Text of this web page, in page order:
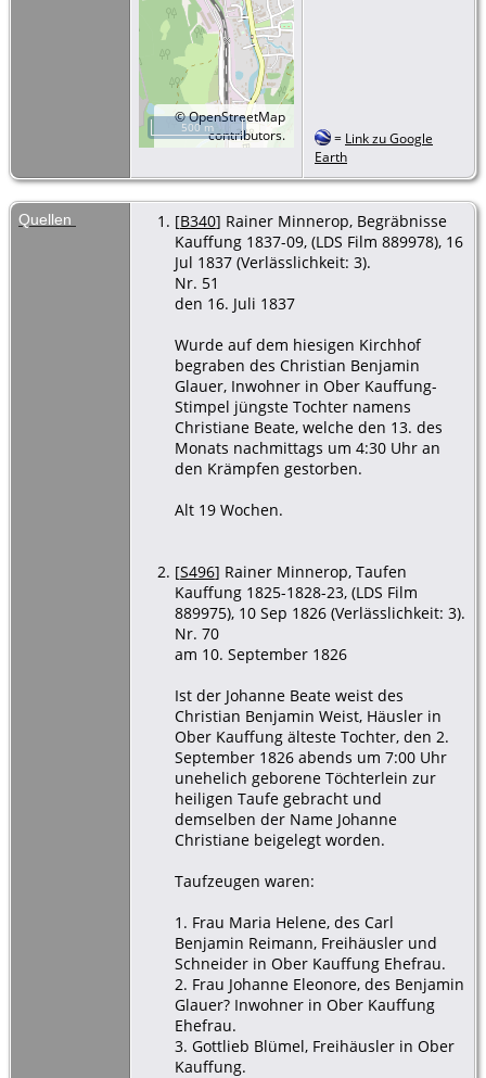
©OpenStreetMap
contributors.
500 m
= Link zu Google
Earth
Quellen [B340] Rainer Minnerop, Begräbnisse
Kauffung 1837-09, (LDS Film 889978), 16
Jul 1837 (Verlässlichkeit: 3).
Nr. 51
den 16. Juli 1837
Wurde auf dem hiesigen Kirchhof
begraben des Christian Benjamin
Glauer, Inwohner in Ober Kauffung-
Stimpel jüngste Tochter namens
Christiane Beate, welche den 13. des
Monats nachmittags um 4:30 Uhr an
den Krämpfen gestorben.
Alt 19 Wochen.
[S496] Rainer Minnerop, Taufen
Kauffung 1825-1828-23, (LDS Film
889975), 10 Sep 1826 (Verlässlichkeit: 3).
Nr. 70
am 10. September 1826
Ist der Johanne Beate weist des
Christian Benjamin Weist, Häusler in
Ober Kauffung älteste Tochter, den 2.
September 1826 abends um 7:00 Uhr
unehelich geborene Töchterlein zur
heiligen Taufe gebracht und
demselben der Name Johanne
Christiane beigelegt worden.
Taufzeugen waren:
1. Frau Maria Helene, des Carl
Benjamin Reimann, Freihäusler und
Schneider in Ober Kauffung Ehefrau.
2. Frau Johanne Eleonore, des Benjamin
Glauer? Inwohner in Ober Kauffung
Ehefrau.
3. Gottlieb Blümel, Freihäusler in Ober
Kauffung.